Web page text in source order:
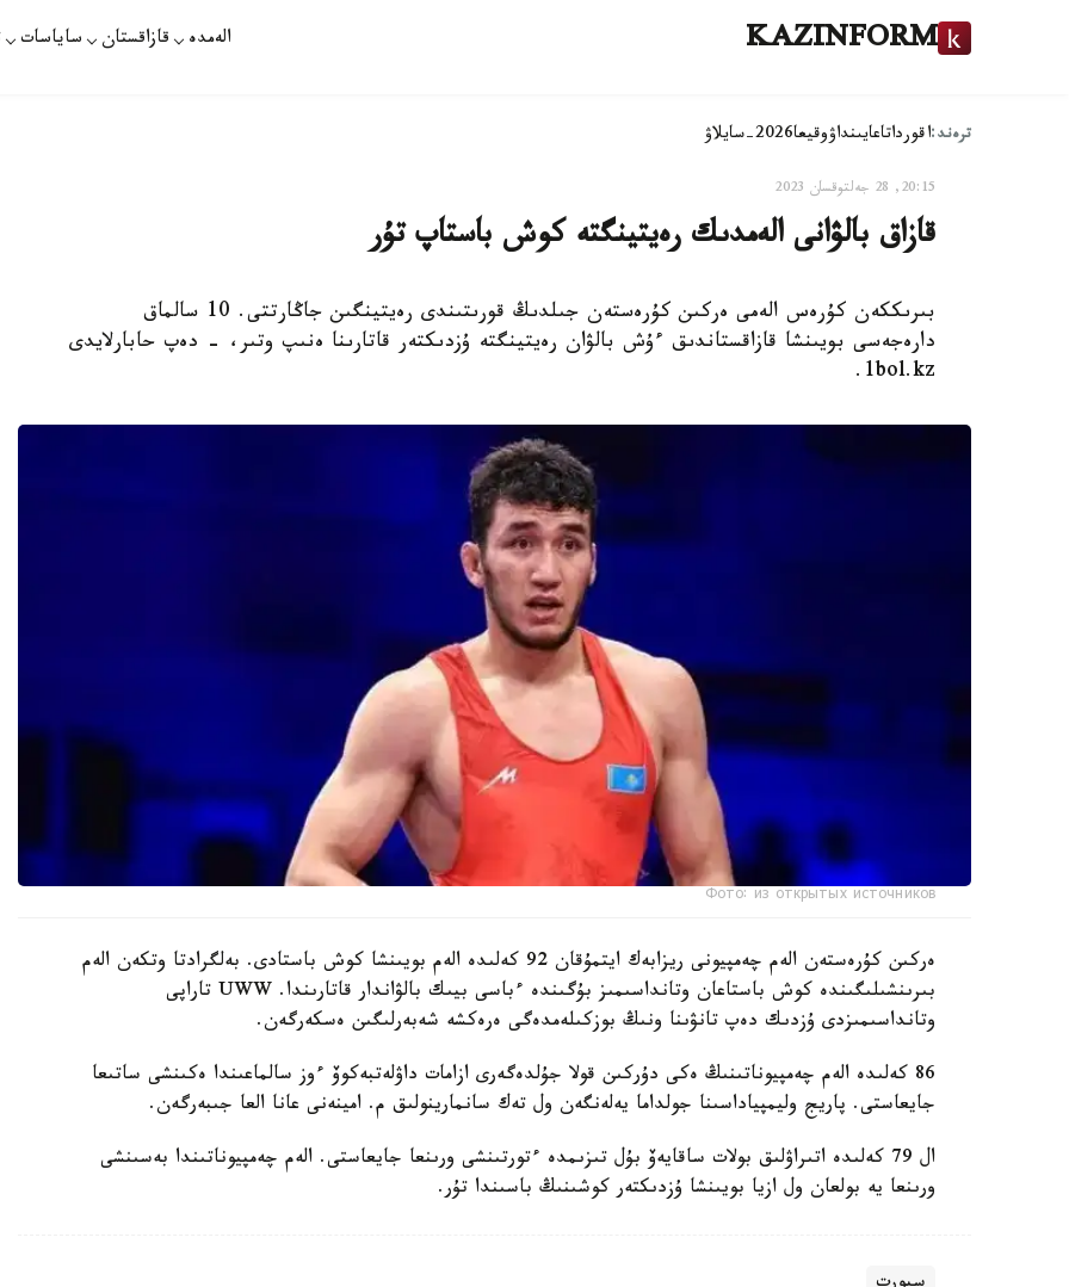
KAZINFORM الەمدە قازاقستان ساياسات
ترەند:اقورداتاعايىنداۋوقيعا2026-سايلاۋ
20:15, 28 جەلتوقسان 2023
قازاق بالۋانى الەمدىك رەيتينگتە كوش باستاپ تۇر
بىرىككەن كۇرەس الەمى ەركىن كۇرەستەن جىلدىڭ قورىتىندى رەيتينگىن جاڭارتتى. 10 سالماق
دارەجەسى بويىنشا قازاقستاندىق ءۇش بالۋان رەيتينگتە ۇزدىكتەر قاتارىنا ەنىپ وتىر، - دەپ حابارلايدى
1bol.kz.
Фото: из открытых источников
ەركىن كۇرەستەن الەم چەمپيونى ريزابەك ايتمۇقان 92 كەلىدە الەم بويىنشا كوش باستادى. بەلگرادتا وتكەن الەم
بىرىنشىلىگىندە كوش باستاعان وتانداسىمىز بۇگىندە ءباسى بيىك بالۋاندار قاتارىندا. UWW تاراپى
وتانداسىمىزدى ۇزدىك دەپ تانۋىنا ونىڭ بوزكىلەمدەگى ەرەكشە شەبەرلىگىن ەسكەرگەن.
86 كەلىدە الەم چەمپيوناتىنىڭ ەكى دۇركىن قولا جۇلدەگەرى ازامات داۋلەتبەكوۆ ءوز سالماعىندا ەكىنشى ساتىعا
جايعاستى. پاريج وليمپياداسىنا جولداما يەلەنگەن ول تەك سانمارينولىق م. امينەنى عانا العا جىبەرگەن.
ال 79 كەلىدە اتىراۋلىق بولات ساقايەۆ بۇل تىزىمدە ءتورتىنشى ورىنعا جايعاستى. الەم چەمپيوناتىندا بەسىنشى
ورىنعا يە بولعان ول ازيا بويىنشا ۇزدىكتەر كوشىنىڭ باسىندا تۇر.